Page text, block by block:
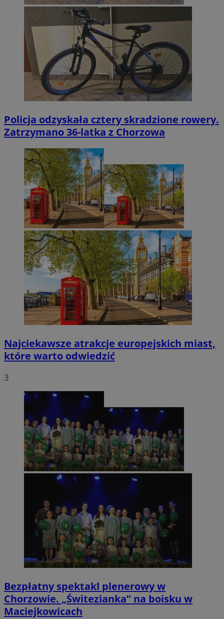
Policja odzyskała cztery skradzione rowery.
Zatrzymano 36-latka z Chorzowa
Najciekawsze atrakcje europejskich miast,
które warto odwiedzić
3
Bezpłatny spektakl plenerowy w
Chorzowie. „Świtezianka” na boisku w
Maciejkowicach